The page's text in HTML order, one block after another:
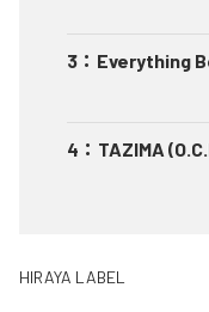
3 ： Everything
4 ： TAZIMA
HIRAYA LABEL